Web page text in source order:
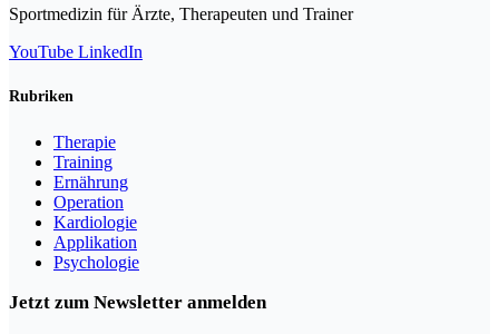
Sportmedizin für Ärzte, Therapeuten und Trainer
YouTube LinkedIn
Rubriken
Therapie
Training
Ernährung
Operation
Kardiologie
Applikation
Psychologie
Jetzt zum Newsletter anmelden